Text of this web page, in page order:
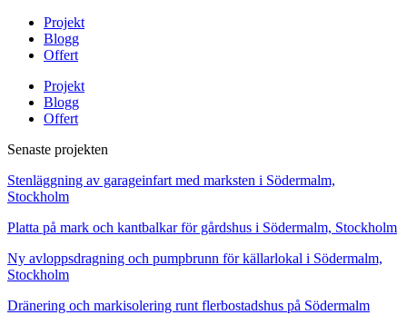
Projekt
Blogg
Offert
Projekt
Blogg
Offert
Senaste projekten
Stenläggning av garageinfart med marksten i Södermalm,
Stockholm
Platta på mark och kantbalkar för gårdshus i Södermalm, Stockholm
Ny avloppsdragning och pumpbrunn för källarlokal i Södermalm,
Stockholm
Dränering och markisolering runt flerbostadshus på Södermalm